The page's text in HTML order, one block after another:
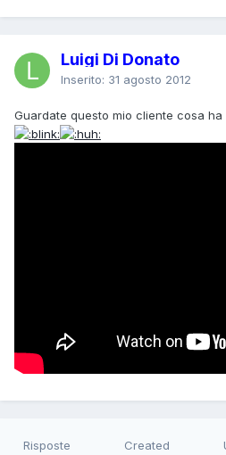
Luigi Di Donato
Inserito: 31 agosto 2012
Guardate questo mio cliente cosa ha
Risposte Created